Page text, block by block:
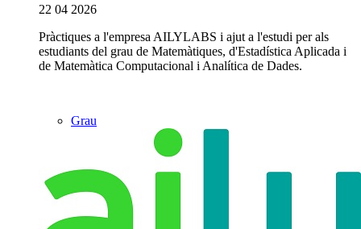
22 04 2026
Pràctiques a l'empresa AILYLABS i ajut a l'estudi per als
estudiants del grau de Matemàtiques, d'Estadística Aplicada i
de Matemàtica Computacional i Analítica de Dades.
Grau